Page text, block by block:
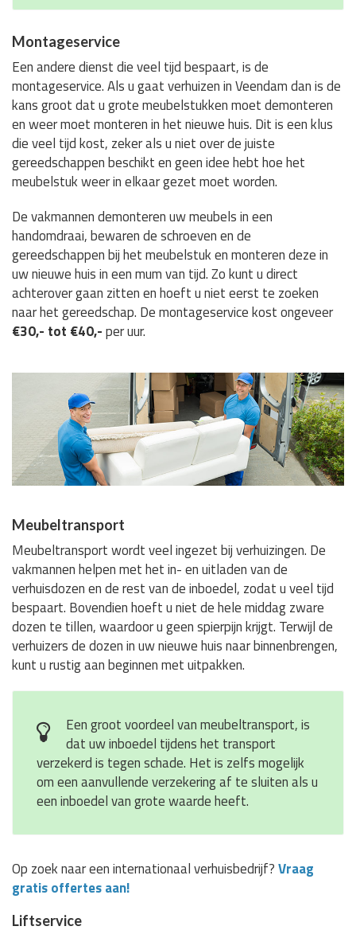
Montageservice
Een andere dienst die veel tijd bespaart, is de
montageservice. Als u gaat verhuizen in Veendam dan is de
kans groot dat u grote meubelstukken moet demonteren
en weer moet monteren in het nieuwe huis. Dit is een klus
die veel tijd kost, zeker als u niet over de juiste
gereedschappen beschikt en geen idee hebt hoe het
meubelstuk weer in elkaar gezet moet worden.
De vakmannen demonteren uw meubels in een
handomdraai, bewaren de schroeven en de
gereedschappen bij het meubelstuk en monteren deze in
uw nieuwe huis in een mum van tijd. Zo kunt u direct
achterover gaan zitten en hoeft u niet eerst te zoeken
naar het gereedschap. De montageservice kost ongeveer
€30,- tot €40,-per uur.
Meubeltransport
Meubeltransport wordt veel ingezet bij verhuizingen. De
vakmannen helpen met het in- en uitladen van de
verhuisdozen en de rest van de inboedel, zodat u veel tijd
bespaart. Bovendien hoeft u niet de hele middag zware
dozen te tillen, waardoor u geen spierpijn krijgt. Terwijl de
verhuizers de dozen in uw nieuwe huis naar binnenbrengen,
kunt u rustig aan beginnen met uitpakken.
Een groot voordeel van meubeltransport, is
dat uw inboedel tijdens het transport
verzekerd is tegen schade. Het is zelfs mogelijk
om een aanvullende verzekering af te sluiten als u
een inboedel van grote waarde heeft.
Op zoek naar een internationaal verhuisbedrijf?Vraag
gratis offertes aan!
Liftservice